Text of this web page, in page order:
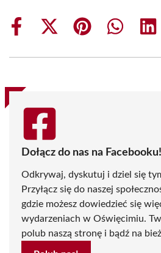
Share
Share
(Twitter)
Share
Share
Dołącz do nas na Facebooku!
Odkrywaj, dyskutuj i dziel się
Przyłącz się do naszej
gdzie możesz dowiedzieć się
wydarzeniach w Oświęcimiu.
polub naszą stronę i bądź na